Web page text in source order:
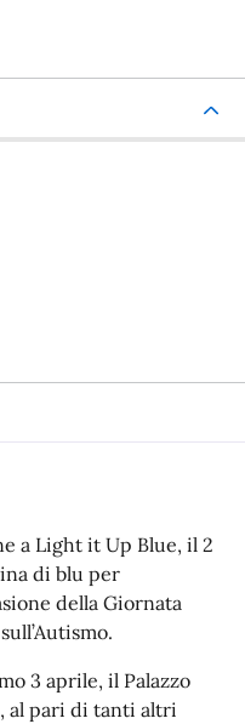
a Light it Up Blue, il 2
di blu per
della Giornata
3 aprile, il Palazzo
al pari di tanti altri